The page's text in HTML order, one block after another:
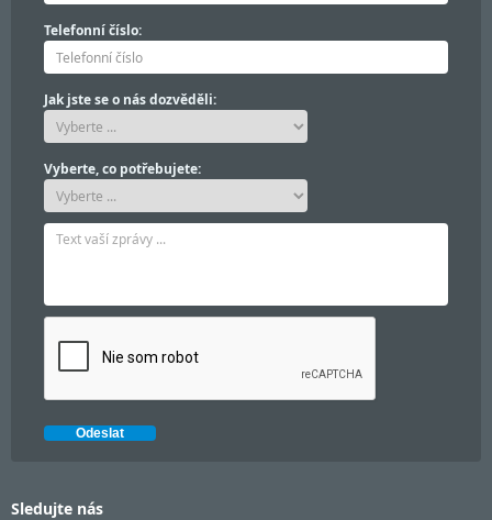
Telefonní číslo:
Jak jste se o nás dozvěděli:
Vyberte, co potřebujete:
Sledujte nás